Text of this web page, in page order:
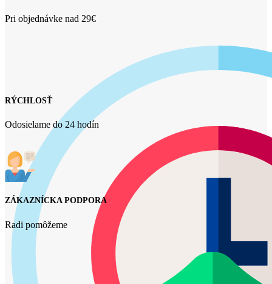
Pri objednávke nad 29€
RÝCHLOSŤ
Odosielame do 24 hodín
ZÁKAZNÍCKA PODPORA
Radi pomôžeme